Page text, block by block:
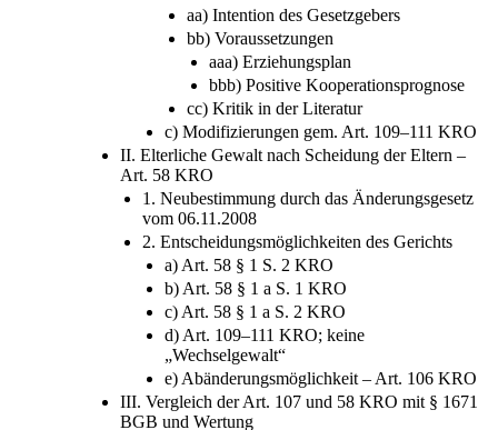
b) Gemeinsame elterliche Gewalt – Art. 107 §
2 S. 2 KRO
aa) Intention des Gesetzgebers
bb) Voraussetzungen
aaa) Erziehungsplan
bbb) Positive Kooperationsprognose
cc) Kritik in der Literatur
c) Modifizierungen gem. Art. 109–111 KRO
II. Elterliche Gewalt nach Scheidung der Eltern –
Art. 58 KRO
1. Neubestimmung durch das Änderungsgesetz
vom 06.11.2008
2. Entscheidungsmöglichkeiten des Gerichts
a) Art. 58 § 1 S. 2 KRO
b) Art. 58 § 1 a S. 1 KRO
c) Art. 58 § 1 a S. 2 KRO
d) Art. 109–111 KRO; keine
„Wechselgewalt“
e) Abänderungsmöglichkeit – Art. 106 KRO